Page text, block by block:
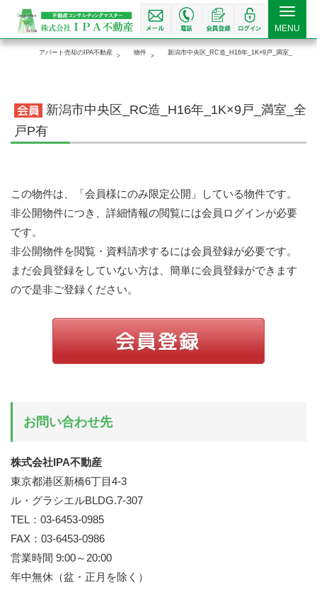
Toggle
MENU
アパート売却のIPA不動産 物件 新潟市中央区_RC造_H16年_1K×9戸_満室_全戸P有
新潟市中央区_RC造_H16年_1K×9戸_満室_全
戸P有
この物件は、「会員様にのみ限定公開」している物件です。
非公開物件につき、詳細情報の閲覧には会員ログインが必要
です。
非公開物件を閲覧・資料請求するには会員登録が必要です。
まだ会員登録をしていない方は、簡単に会員登録ができます
ので是非ご登録ください。
お問い合わせ先
株式会社IPA不動産
東京都港区新橋6丁目4-3
ル・グラシエルBLDG.7-307
TEL：03-6453-0985
FAX：03-6453-0986
営業時間 9:00～20:00
年中無休（盆・正月を除く）